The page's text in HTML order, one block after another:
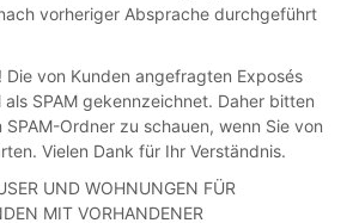
vorheriger Absprache durchgeführt
Die von Kunden angefragten Exposés
SPAM gekennzeichnet. Daher bitten
Ordner zu schauen, wenn Sie von
Vielen Dank für Ihr Verständnis.
UND WOHNUNGEN FÜR
MIT VORHANDENER